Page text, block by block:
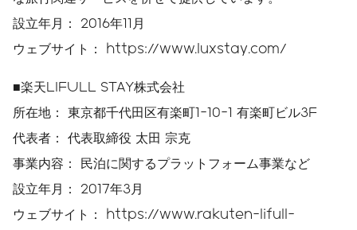
設立年月： 2016年11月
ウェブサイト： https://www.luxstay.com/
■楽天LIFULL STAY株式会社
所在地： 東京都千代田区有楽町1-10-1 有楽町ビル3F
代表者： 代表取締役 太田 宗克
事業内容： 民泊に関するプラットフォーム事業など
設立年月： 2017年3月
ウェブサイト： https://www.rakuten-lifull-